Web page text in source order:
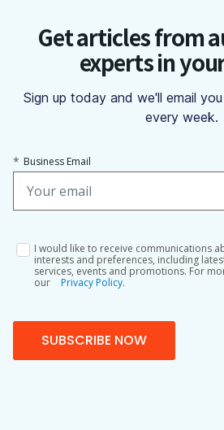
Get articles from
experts in
Sign up today and we'll email
every week.
* Business Email
I would like to receive communications
interests and preferences, including
services, events and promotions. For
our
Privacy Policy.
SUBSCRIBE NOW